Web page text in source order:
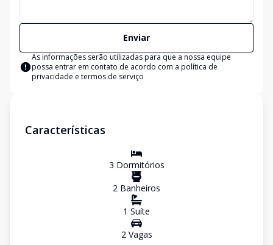
Enviar
As informações serão utilizadas para que a nossa equipe
possa entrar em contato de acordo com a política de
privacidade e termos de serviço
Características
3 Dormitórios
2 Banheiros
1 Suíte
2Vagas